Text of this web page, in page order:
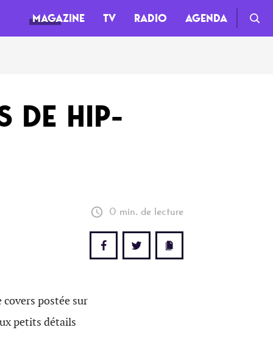
MAGAZINE TV RADIO AGENDA
Clips
DE HIP-
0 min. de lecture
postée sur
petits détails